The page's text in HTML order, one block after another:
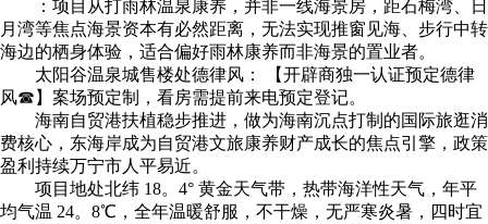
：项目从打雨林温泉康养，并非一线海景房，距石梅湾、日
月湾等焦点海景资本有必然距离，无法实现推窗见海、步行中转
海边的栖身体验，适合偏好雨林康养而非海景的置业者。
太阳谷温泉城售楼处德律风： 【开辟商独一认证预定德律
风☎】案场预定制，看房需提前来电预定登记。
海南自贸港扶植稳步推进，做为海南沉点打制的国际旅逛消
费核心，东海岸成为自贸港文旅康养财产成长的焦点引擎，政策
盈利持续万宁市人平易近。
项目地处北纬 18。4° 黄金天气带，热带海洋性天气，年平
均气温 24。8℃，全年温暖舒服，不干燥，无严寒炎暑，四时宜